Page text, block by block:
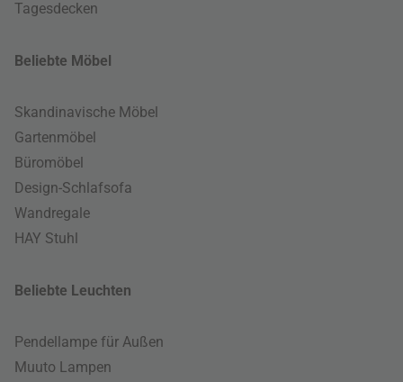
Tagesdecken
Beliebte Möbel
Skandinavische Möbel
Gartenmöbel
Büromöbel
Design-Schlafsofa
Wandregale
HAY Stuhl
Beliebte Leuchten
Pendellampe für Außen
Muuto Lampen